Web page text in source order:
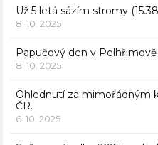
Už 5 letá sázím stromy
8. 10. 2025
Papučový den v Pelhřimově
8. 10. 2025
Ohlednutí za mimořádným
ČR.
6. 10. 2025